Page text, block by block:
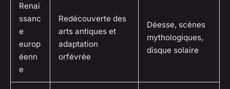
Renai
ssanc
e
europ
éenn
e
Redécouverte des
arts antiques et
adaptation
orfévrée
Déesse, scènes
mythologiques,
disque solaire